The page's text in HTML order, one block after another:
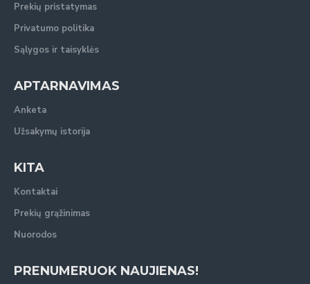
Prekių pristatymas
Privatumo politika
Sąlygos ir taisyklės
APTARNAVIMAS
Anketa
Užsakymų istorija
KITA
Kontaktai
Prekių grąžinimas
Nuorodos
PRENUMERUOK NAUJIENAS!